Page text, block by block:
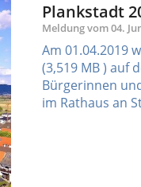
Plankstadt
Meldung vom04.
Am 01.04.2019
(3,519 MB ) auf
Bürgerinnen
im Rathaus an